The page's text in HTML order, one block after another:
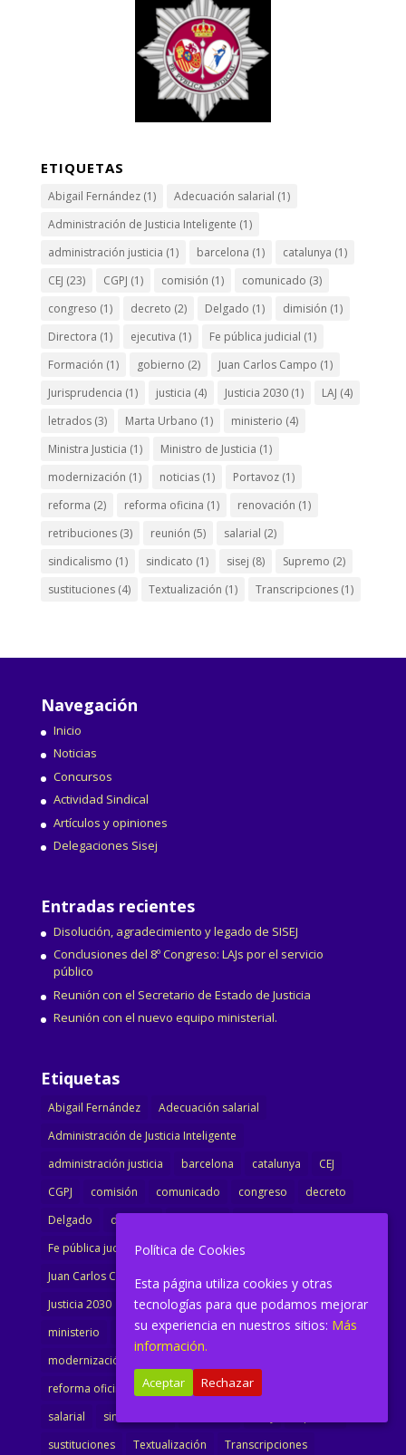
ETIQUETAS
Abigail Fernández(1) Adecuación salarial (1)
Administración de Justicia Inteligente (1)
administración justicia (1) barcelona (1) catalunya (1)
CEJ (23) CGPJ (1) comisión (1) comunicado (3)
congreso (1) decreto (2) Delgado (1) dimisión (1)
Directora (1) ejecutiva (1) Fe pública judicial (1)
Formación (1) gobierno (2) Juan Carlos Campo (1)
Jurisprudencia (1) justicia (4) Justicia 2030(1) LAJ (4)
letrados(3) Marta Urbano (1) ministerio (4)
Ministra Justicia (1) Ministro de Justicia (1)
modernización (1) noticias(1) Portavoz(1)
reforma (2) reforma oficina (1) renovación (1)
retribuciones(3) reunión (5) salarial (2)
sindicalismo (1) sindicato (1) sisej (8) Supremo (2)
sustituciones(4) Textualización (1) Transcripciones(1)
Navegación
Inicio
Noticias
Concursos
Actividad Sindical
Artículos y opiniones
Delegaciones Sisej
Entradas recientes
Disolución, agradecimiento y legado de SISEJ
Conclusiones del 8º Congreso: LAJs por el servicio
público
Reunión con el Secretario de Estado de Justicia
Reunión con el nuevo equipo ministerial.
Etiquetas
Abigail Fernández
Adecuación salarial
Administración de Justicia Inteligente
administración justicia
barcelona catalunya
CEJ
CGPJ
comisión comunicado congreso
decreto
Delgado
dimisión
Fe pública judicial
Formación
gobierno
Juan Carlos Campo
Jurisprudencia
justicia
Justicia 2030
LAJ letrados
Marta Urbano
ministerio
Ministra Justicia
Ministro de Justicia
modernización
reforma oficina
renovación retribuciones
salarial
sindicalismo
sustituciones
Textualización Transcripciones
Política de Cookies
Esta página utiliza cookies y otras
tecnologías para que podamos mejorar
su experiencia en nuestros sitios: Más
información.
Aceptar Rechazar